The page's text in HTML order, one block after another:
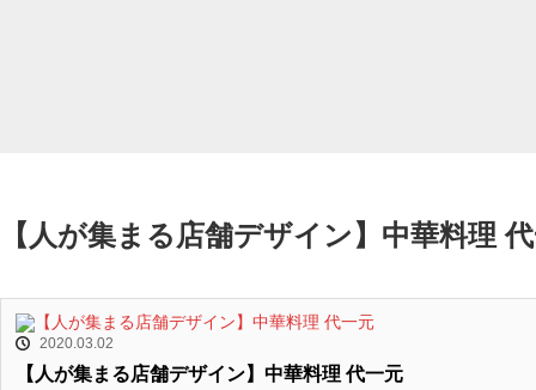
【人が集まる店舗デザイン】中華料理
2020.03.02
【人が集まる店舗デザイン】中華料理 代一元